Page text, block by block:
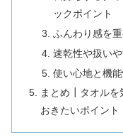
ックポイント
ふんわり感を
速乾性や扱い
使い心地と機
まとめ┃タオルを
おきたいポイント